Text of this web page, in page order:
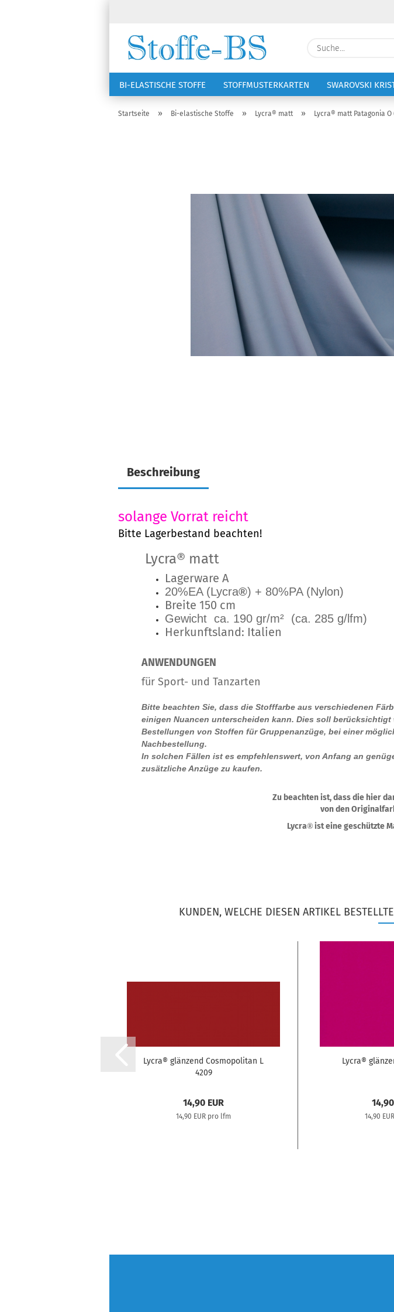
BI-ELASTISCHE STOFFE STOFFMUSTERKARTEN SWAROVSKI
NÄHZUBEHÖR RSG KAPPEN VOLTIGIERANZÜGE STICKEREI
Startseite » Bi-elastische Stoffe » Lycra® matt » Lycra® matt Patagonia O
Beschreibung
solange Vorrat reicht
Bitte Lagerbestand beachten!
Lycra® matt
Lagerware A
20%EA (Lycra®) + 80%PA (Nylon)
Breite 150 cm
Gewicht ca. 190 gr/m² (ca. 285 g/lfm)
Herkunftsland: Italien
ANWENDUNGEN
für Sport- und Tanzarten
Bitte beachten Sie, dass die Stofffarbe aus verschiedenen
einigen Nuancen unterscheiden kann. Dies soll berücksichtigt
Bestellungen von Stoffen für Gruppenanzüge, bei einer
Nachbestellung.
In solchen Fällen ist es empfehlenswert, von Anfang an
zusätzliche Anzüge zu kaufen.
Zu beachten ist, dass die hier
von den
Lycra®ist eine geschützte
KUNDEN, WELCHE DIESEN ARTIKEL
Lycra® glänzend Cosmopolitan L
4209
14,90 EUR
14,90 EUR pro lfm
Lycra®
14,90